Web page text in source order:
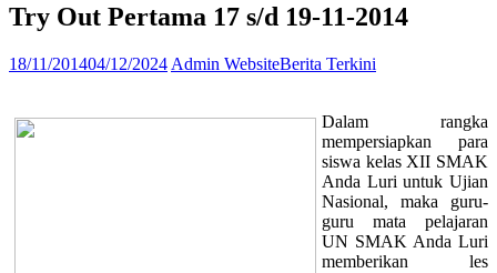
Try Out Pertama 17 s/d 19-11-2014
18/11/201404/12/2024 Admin WebsiteBerita Terkini
Dalam rangka
mempersiapkan para
siswa kelas XII SMAK
Anda Luri untuk Ujian
Nasional, maka guru-
guru mata pelajaran
UN SMAK Anda Luri
memberikan les